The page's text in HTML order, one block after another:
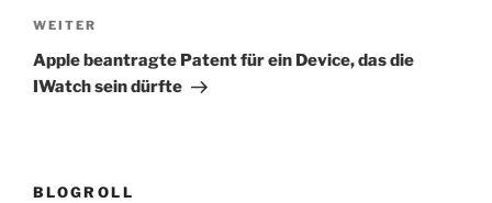
Nächster
Beitrag
WEITER
Apple beantragte Patent für ein Device, das die
IWatch sein dürfte
BLOGROLL